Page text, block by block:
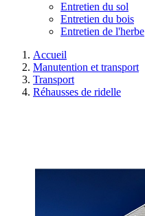
Entretien du sol
Entretien du bois
Entretien de l'herbe
Accueil
Manutention et transport
Transport
Réhausses de ridelle